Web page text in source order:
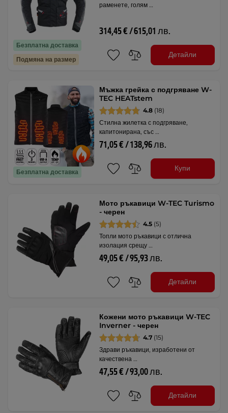
Безплатна доставка
Подмяна на размер
раменете, голям …
314,45 € / 615,01 лв.
Детайли
Безплатна доставка
Мъжка грейка с подгряване W-
TEC HEATstem
4.8 (18)
Стилна жилетка с подгряване,
капитонирана, със …
71,05 € / 138,96 лв.
Купи
Мото ръкавици W-TEC Turismo
- черен
4.5 (5)
Топли мото ръкавици с отлична
изолация срещу …
49,05 € / 95,93 лв.
Детайли
Кожени мото ръкавици W-TEC
Inverner - черен
4.7 (15)
Здрави ръкавици, изработени от
качествена …
47,55 € / 93,00 лв.
Детайли